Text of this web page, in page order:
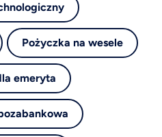
Pożyczka na wesele
emeryta